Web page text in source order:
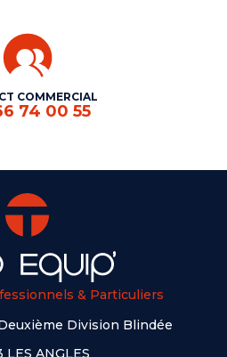
COMMERCIAL
74 00 55
& Particuliers
Division Blindée
LES ANGLES